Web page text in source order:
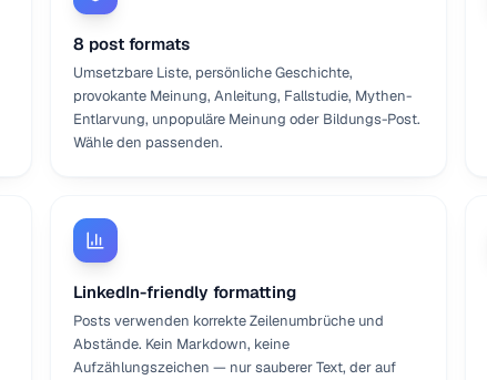
8 post formats
Umsetzbare Liste, persönliche Geschichte,
provokante Meinung, Anleitung, Fallstudie, Mythen-
Entlarvung, unpopuläre Meinung oder Bildungs-Post.
Wähle den passenden.
LinkedIn-friendly formatting
Posts verwenden korrekte Zeilenumbrüche und
Abstände. Kein Markdown, keine
Aufzählungszeichen — nur sauberer Text, der auf